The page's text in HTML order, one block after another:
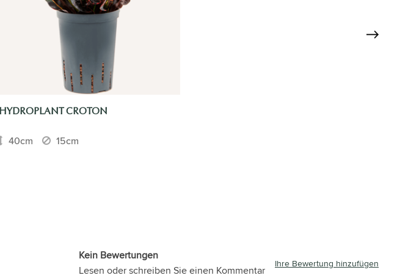
HYDROPLANT CROTON
40cm 15cm
Kein Bewertungen
Lesen oder schreiben Sie einen Kommentar
Ihre Bewertung hinzufügen